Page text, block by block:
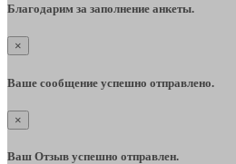
Благодарим за заполнение анкеты.
×
Ваше сообщение успешно отправлено.
×
Ваш Отзыв успешно отправлен.